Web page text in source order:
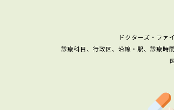
ドクターズ・ファ
診療科目、行政区、沿線・駅、診療時